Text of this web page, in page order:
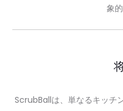
象
ScrubBallは、単なるキッチ